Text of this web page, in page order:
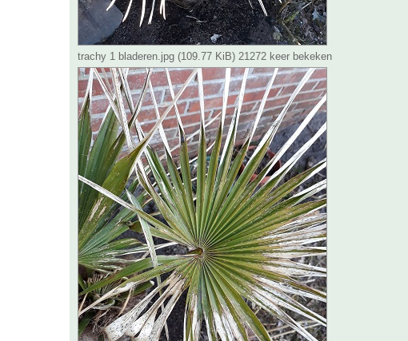
trachy 1 bladeren.jpg (109.77 KiB) 21272 keer bekeken